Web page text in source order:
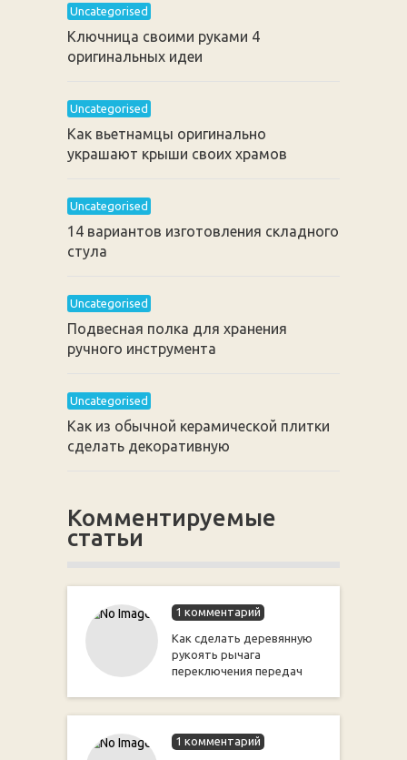
Uncategorised
Ключница своими руками 4
оригинальных идеи
Uncategorised
Как вьетнамцы оригинально
украшают крыши своих храмов
Uncategorised
14 вариантов изготовления складного
стула
Uncategorised
Подвесная полка для хранения
ручного инструмента
Uncategorised
Как из обычной керамической плитки
сделать декоративную
Комментируемые
статьи
1 комментарий
Как сделать деревянную
рукоять рычага
переключения передач
1 комментарий